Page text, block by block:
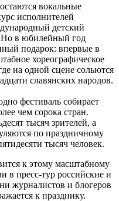
вокальные
исполнителей
детский
Но в юбилейный год
подарок: впервые в
хореографическое
на одной сцене сольются
славянских народов.
фестиваль собирает
чем сорока стран.
тысяч зрителей, а
по праздничному
тысяч человек.
к этому масштабному
в пресс-тур российские и
журналистов и блогеров
к празднику.